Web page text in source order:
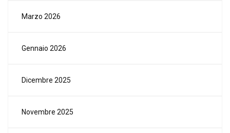
Marzo 2026
Gennaio 2026
Dicembre 2025
Novembre 2025